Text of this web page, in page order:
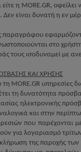
είτε η MORE.GR, οφείλει
Δεν είναι δυνατή η εν
παραγράφου
στο
τους ισοδυναμεί με
ΚΑΙ ΧΡΗΣΗΣ
τη MORE.GR υπηρεσίες
τη δυνατότητα
ηλεκτρονικής
και στην
που παρέχονται
για λογαριασμό
της παροχής